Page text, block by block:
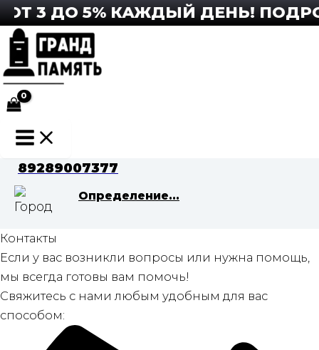
Перейти
к
содержимому
3 ДО 5% КАЖДЫЙ ДЕНЬ!
Main
Menu
89289007377
Определение...
Контакты
Если у вас возникли вопросы или нужна помощь,
мы всегда готовы вам помочь!
Свяжитесь с нами любым удобным для вас
способом: